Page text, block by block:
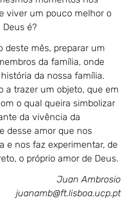
viver um pouco melhor o
é?
deste mês, preparar um
da família, onde
da nossa família.
a trazer um objeto, que em
o qual queira simbolizar
da vivência da
desse amor que nos
e nos faz experimentar, de
o próprio amor de Deus.
Juan Ambrosio
juanamb@ft.lisboa.ucp.pt